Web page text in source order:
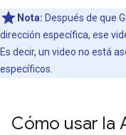
Nota: Después de que
dirección específica, ese
Es decir, un video no está
específicos.
Cómo usar la